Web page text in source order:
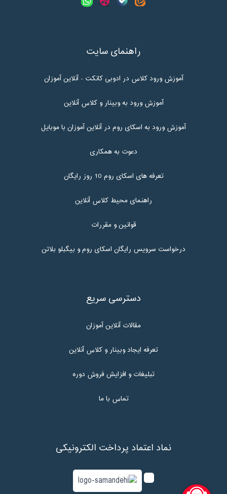
راهنمای سایت
آموزش ورود کلاس در ادوبی کانکت - آنلاین آموزان
آموزش ورود به وبینار و کلاس آنلاین
آموزش ورود به اسکای روم در آنلاین آموزان با موبایل
دعوت به همکاری
تعرفه های اسکای روم 10 روز رایگان
راهنمای محیط کلاس آنلاین
قوانین و مقررات
درخواست سرویس رایگان اسکای روم و بیگبلو بلاتن
دسترسی سریع
مقالات آنلاین آموزان
تعرفه ایجاد وبینار و کلاس آنلاین
تبلیغات و افزایش فروش دوره
تماس با ما
نماد اعتماد پرداخت الکترونیکی